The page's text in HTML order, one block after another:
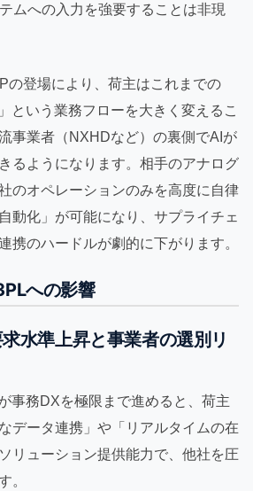
ムへの入力を強要することは非現
の登場により、荷主はこれまでの
という業務フローを大きく変えるこ
事業者（NXHDなど）の裏側でAIが
るようになります。相手のアナログ
のオペレーションのみを高度に自律
動化」が可能になり、サプライチェ
携のハードルが劇的に下がります。
への影響
水準上昇と事業者の選別リ
事務DXを極限まで進めると、荷主
データ連携」や「リアルタイムの在
リューション提供能力で、他社を圧
。